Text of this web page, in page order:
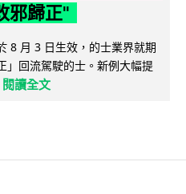
邪歸正"
8 月 3 日生效，的士業界就期
」回流駕駛的士。新例大幅提
閱讀全文